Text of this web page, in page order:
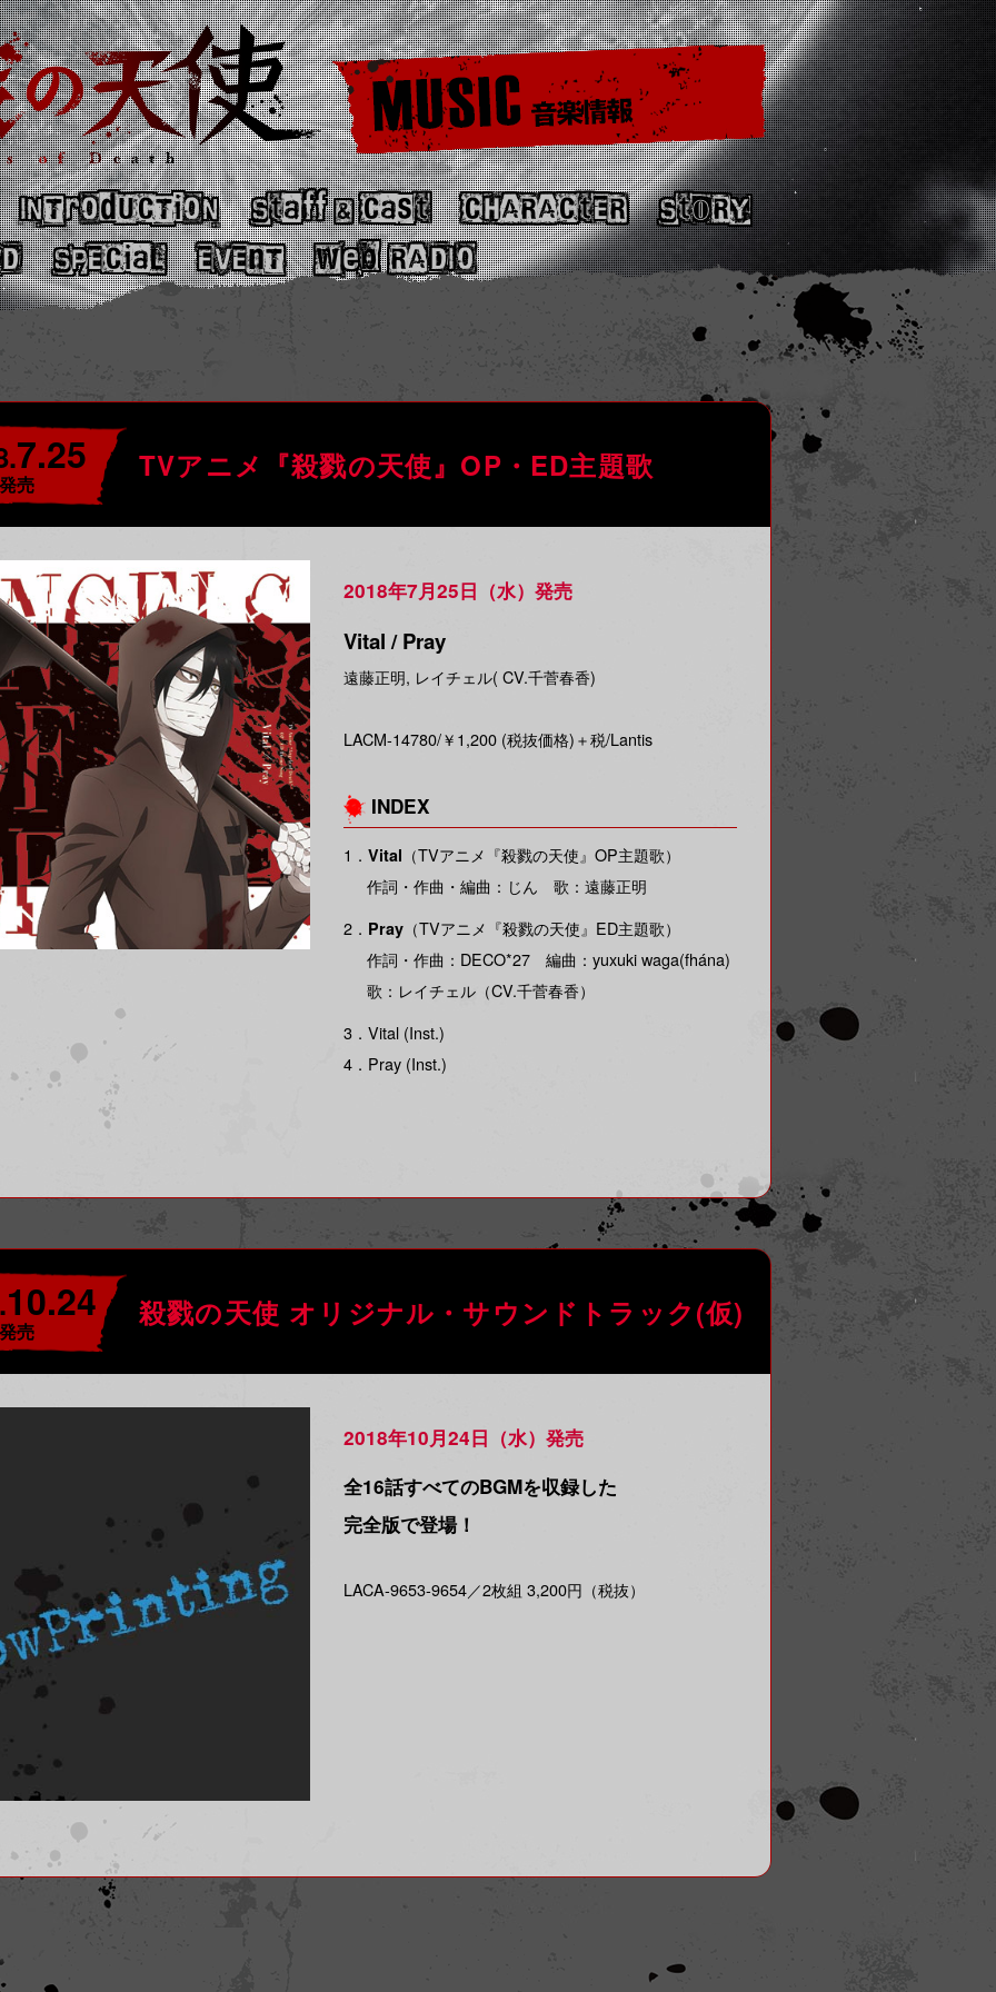
INTrOdUCTiON Staff&Cast CHARACtER
StoRY
SPECiaL EvEnT Web RADIO
7.25
発売
TVアニメ『殺戮の天使』OP・ED主題歌
2018年7月25日（水）発売
Vital / Pray
遠藤正明, レイチェル( CV.千菅春香)
LACM-14780/￥1,200 (税抜価格)＋税/Lantis
INDEX
1． Vital （TVアニメ『殺戮の天使』OP主題歌）
作詞・作曲・編曲：じん 歌：遠藤正明
2． Pray（TVアニメ『殺戮の天使』ED主題歌）
作詞・作曲：DECO*27 編曲：yuxuki waga(fhána)
歌：レイチェル（CV.千菅春香）
3．Vital (Inst.)
4．Pray (Inst.)
10.24
発売
殺戮の天使 オリジナル・サウンドトラック(仮)
2018年10月24日（水）発売
全16話すべてのBGMを収録した
完全版で登場！
LACA-9653-9654／2枚組 3,200円（税抜）